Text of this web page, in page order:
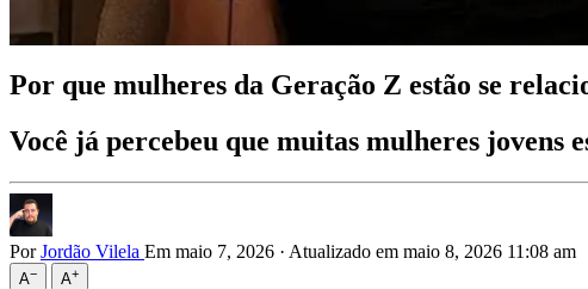
Por que mulheres da Geração Z estão se
Você já percebeu que muitas mulheres jovens
PorJordão Vilela Em maio 7, 2026 · Atualizado em maio 8, 2026 11:08 am
A− A+